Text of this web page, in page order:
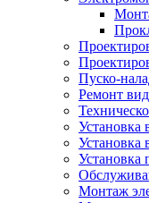
Пуско-
Ремонт
Установка
Установка
Установка
Монтаж